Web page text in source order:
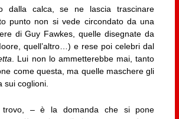
dalla calca, se ne lascia trascinare
punto non si vede circondato da una
di Guy Fawkes, quelle disegnate da
quell’altro…) e rese poi celebri dal
. Lui non lo ammetterebbe mai, tanto
come questa, ma quelle maschere gli
sui coglioni.
trovo, – è la domanda che si pone